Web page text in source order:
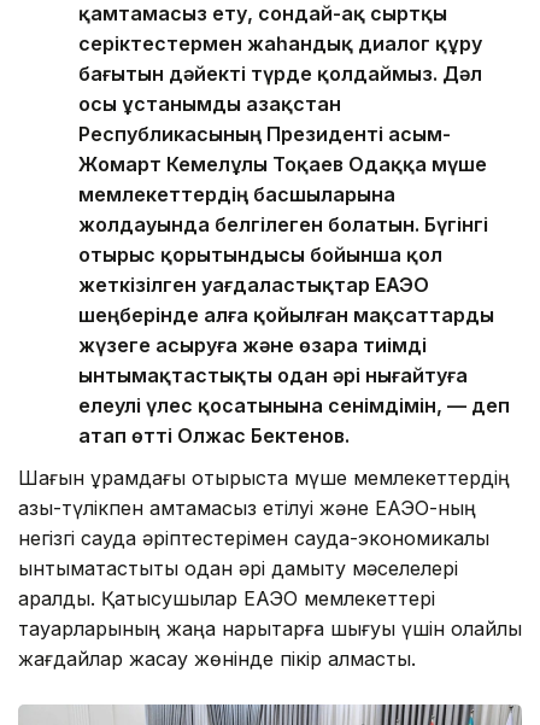
қамтамасыз ету, сондай-ақ сыртқы
серіктестермен жаһандық диалог құру
бағытын дәйекті түрде қолдаймыз. Дәл
осы ұстанымды Қазақстан
Республикасының Президенті Қасым-
Жомарт Кемелұлы Тоқаев Одаққа мүше
мемлекеттердің басшыларына
жолдауында белгілеген болатын. Бүгінгі
отырыс қорытындысы бойынша қол
жеткізілген уағдаластықтар ЕАЭО
шеңберінде алға қойылған мақсаттарды
жүзеге асыруға және өзара тиімді
ынтымақтастықты одан әрі нығайтуға
елеулі үлес қосатынына сенімдімін, — деп
атап өтті Олжас Бектенов.
Шағын құрамдағы отырыста мүше мемлекеттердің
азық-түлікпен қамтамасыз етілуі және ЕАЭО-ның
негізгі сауда әріптестерімен сауда-экономикалық
ынтымақтастықты одан әрі дамыту мәселелері
қаралды. Қатысушылар ЕАЭО мемлекеттері
тауарларының жаңа нарықтарға шығуы үшін қолайлы
жағдайлар жасау жөнінде пікір алмасты.